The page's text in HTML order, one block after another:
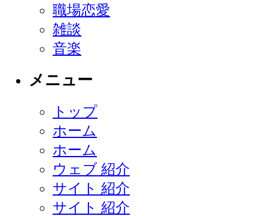
職場恋愛
雑談
音楽
メニュー
トップ
ホーム
ホーム
ウェブ 紹介
サイト 紹介
サイト 紹介